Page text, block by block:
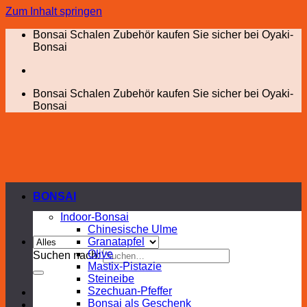
Zum Inhalt springen
Bonsai Schalen Zubehör kaufen Sie sicher bei Oyaki-
Bonsai
Bonsai Schalen Zubehör kaufen Sie sicher bei Oyaki-
Bonsai
Suchen nach:
BONSAI
Indoor-Bonsai
Chinesische Ulme
Granatapfel
Olive
Mastix-Pistazie
Steineibe
Szechuan-Pfeffer
Bonsai als Geschenk